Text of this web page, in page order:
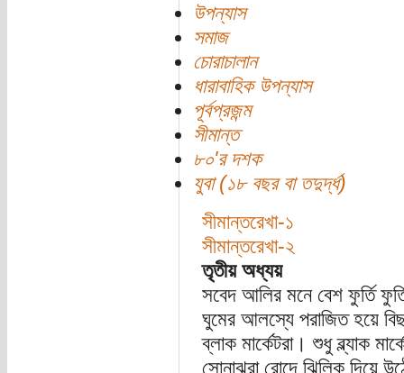
উপন্যাস
সমাজ
চোরাচালান
ধারাবাহিক উপন্যাস
পূর্বপ্রজন্ম
সীমান্ত
৮০'র দশক
যুবা (১৮ বছর বা তদুর্দ্ধ)
সীমান্তরেখা-১
সীমান্তরেখা-২
তৃতীয় অধ্যয়
সবেদ আলির মনে বেশ ফুর্তি
ঘুমের আলস্যে পরাজিত হয়ে
ব্লাক মার্কেটরা। শুধু ব্ল্যাক
সোনাঝরা রোদে ঝিলিক দিয়ে